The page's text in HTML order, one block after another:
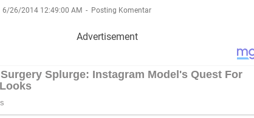
6/26/2014 12:49:00 AM Posting Komentar
Advertisement